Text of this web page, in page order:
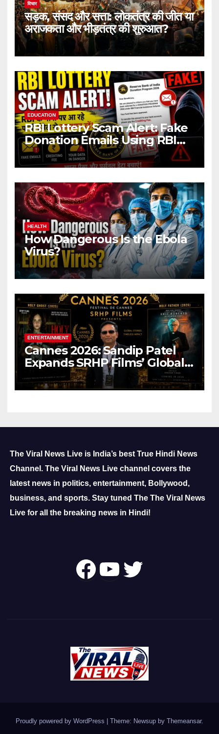
विचार
सड़क, संसद और सत्ता: लोकतंत्र की जीत या
अराजकता और भीड़तंत्र की शुरुआत?
EDUCATION
RBI Lottery Scam Alert: Fake
Donation Emails Using RBI
Name Target Indian Users
HEALTH
How Dangerous Is the Ebola
Virus?
ENTERTAINMENT
Cannes 2026: Sandip Patel
Expands SRHP Films’ Global
Reach
The Viral News Live is India’s best True Hindi News
Channel. The Viral News Live channel covers the
latest news in politics, entertainment, Bollywood,
business, and sports. Stay tuned The The Viral News
Live for all the breaking news in Hindi!
Follow Us OnYouTube
Twitter
Proudly powered by WordPress | Theme: Newsup by Themeansar.